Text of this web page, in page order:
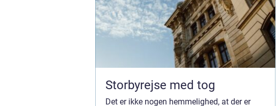
Storbyrejse med tog
Det er ikke nogen hemmelighed, at der er